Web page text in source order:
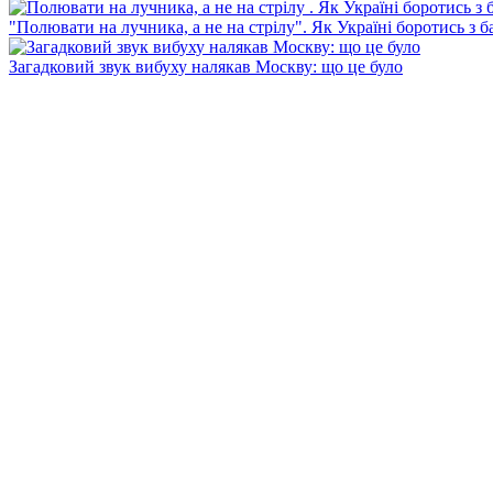
"Полювати на лучника, а не на стрілу". Як Україні боротись з
Загадковий звук вибуху налякав Москву: що це було